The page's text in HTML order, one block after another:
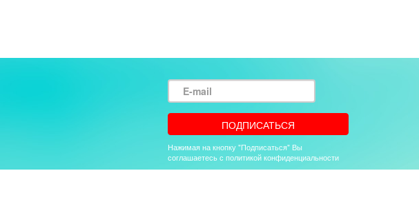
E-
mail
ПОДПИСАТЬСЯ
Нажимая на кнопку "Подписаться" Вы
соглашаетесь с политикой конфиденциальности